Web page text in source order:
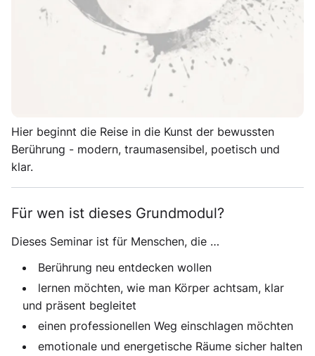
Tantramassage‑Reise
Dieses Grundmodul ist mehr als der Anfang deiner
Ausbildung. Es ist ein Aufwachen. Ein Wiedererinnern.
Ein Zurückkehren zu deinen Händen, zu deinem
Hier beginnt die Reise in die Kunst der bewussten
Berührung - modern, traumasensibel, poetisch und
klar.
Für wen ist dieses Grundmodul?
Dieses Seminar ist für Menschen, die …
Berührung neu entdecken wollen
lernen möchten, wie man Körper achtsam, klar
und präsent begleitet
einen professionellen Weg einschlagen möchten
emotionale und energetische Räume sicher halten